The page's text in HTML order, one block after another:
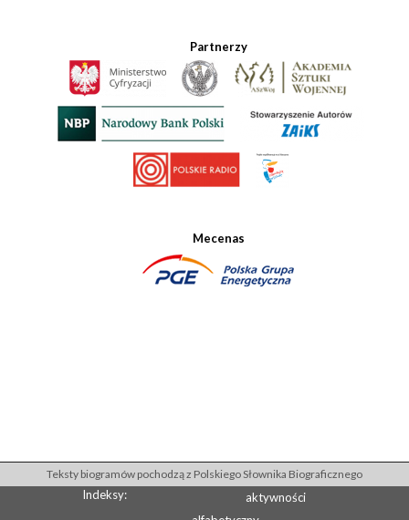
Partnerzy
Mecenas
Teksty biogramów pochodzą z Polskiego Słownika Biograficznego
Indeksy:
aktywności